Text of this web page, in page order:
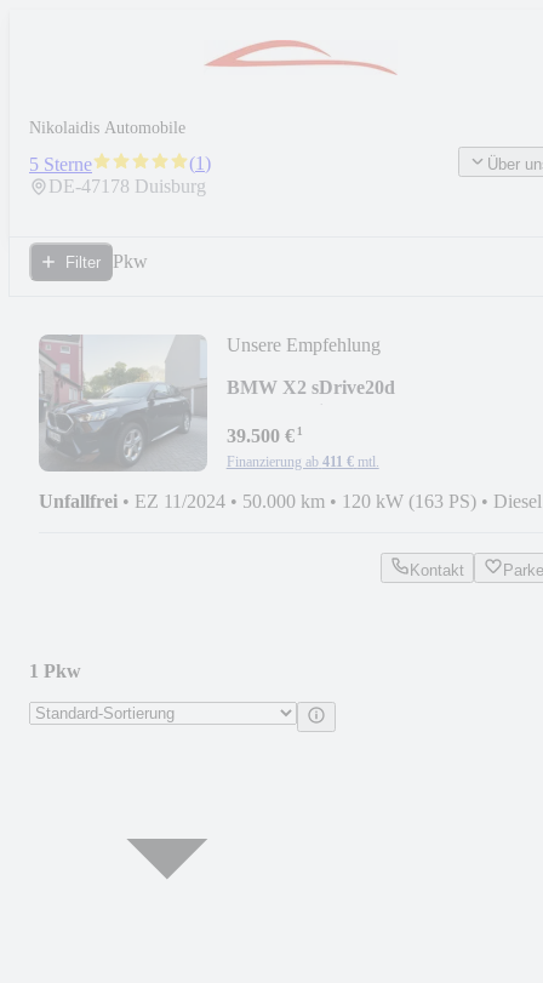
Nikolaidis Automobile
5 Sterne (1)
DE-47178 Duisburg
Über
Filter Pkw
Unsere Empfehlung
BMW X2 sDrive20d
39.500 €¹
Finanzierung ab 411 € mtl.
Unfallfrei • EZ 11/2024 • 50.000 km • 120 kW (163 PS) • Diesel
Kontakt
1 Pkw